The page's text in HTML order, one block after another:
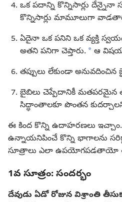
ఒక పదాన్ని కొన్నిసార్లు
కొన్నిసార్లు మామూలుగా
ఏదైనా ఒక పనిని ఒక వ్యక్తి
అతని పనిగా చెప్తారు. a ఆ
తప్పులు లేకుండా
బైబిలు చెప్పేదానికీ మతపరమైన
సిద్ధాంతాలకూ పొంతన
ఈ కింద కొన్ని ఉదాహరణలు
ఉన్నాయనిపించే కొన్ని భాగాలను
సూత్రాలు ఎలా ఉపయోగపడతాయో
1వ సూత్రం: సందర్భం
దేవుడు ఏడో రోజున విశ్రాంతి